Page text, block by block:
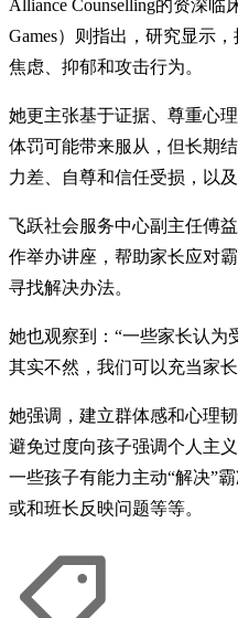
Alliance Counselling的资深临
Games）则指出，研究显示
焦虑、抑郁和攻击行为。
她更主张基于证据、尊重心
体罚可能带来服从，但长期
力差、自尊和信任受损，以
飞跃社会服务中心副主任傅
作举办讲座，帮助家长应对
寻找解决办法。
她也观察到：“一些家长认为
其实不然，我们可以充当家
她强调，建立群体感和心理
避免过度向孩子强调个人主
一些孩子有能力主动“解决”
或和班长反映问题等等。